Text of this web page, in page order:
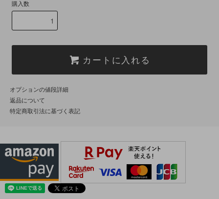
購入数
カートに入れる
オプションの値段詳細
返品について
特定商取引法に基づく表記